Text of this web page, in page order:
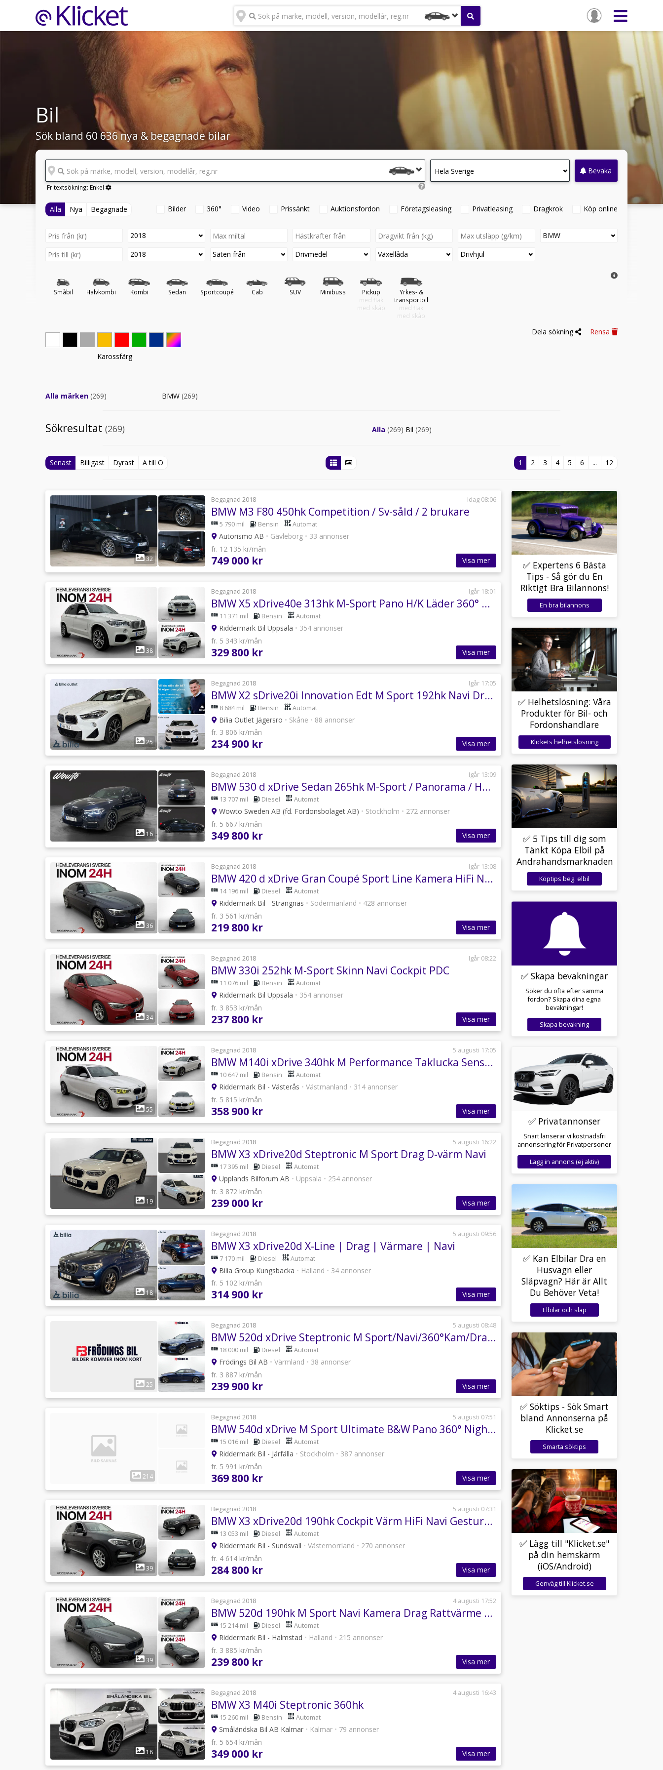
Sök på märke, modell, version, modellår, reg.nr
Bil
Sök bland 60 636 nya & begagnade bilar
Sök på märke, modell, version, modellår, reg.nr
Fritextsökning: Enkel
Hela Sverige Bevaka
Alla Nya Begagnade Bilder 360° Video Prissänkt Auktionsfordon Företagsleasing Privatleasing Dragkrok Köp online
2018
2018
Säten från Drivmedel Växellåda Drivhjul
BMW
Småbil Halvkombi Kombi Sedan Sportcoupé Cab SUV Minibuss
Pickup
med flak
med skåp
Yrkes- &
transportbil
med flak
med skåp
Karossfärg
Dela sökning Rensa
Alla märken (269) BMW (269)
Sökresultat (269) Alla (269) Bil (269)
Senast Billigast Dyrast A till Ö 1 2 3 4 5 6 ... 12
32
Begagnad 2018 Idag 08:06
BMW M3 F80 450hk Competition / Sv-såld / 2 brukare
5 790 mil Bensin Automat
Autorismo AB • Gävleborg • 33 annonser
fr. 12 135 kr/mån
749 000 kr Visa mer
38
Begagnad 2018 Igår 18:01
BMW X5 xDrive40e 313hk M-Sport Pano H/K Läder 360° HuD Drag
11 371 mil Bensin Automat
Riddermark Bil Uppsala • 354 annonser
fr. 5 343 kr/mån
329 800 kr Visa mer
25
Begagnad 2018 Igår 17:05
BMW X2 sDrive20i Innovation Edt M Sport 192hk Navi Drag HuD HK
8 684 mil Bensin Automat
Bilia Outlet Jägersro • Skåne • 88 annonser
fr. 3 806 kr/mån
234 900 kr Visa mer
16
Begagnad 2018 Igår 13:09
BMW 530 d xDrive Sedan 265hk M-Sport / Panorama / HUD / H/K
13 707 mil Diesel Automat
Wowto Sweden AB (fd. Fordonsbolaget AB) • Stockholm • 272 annonser
fr. 5 667 kr/mån
349 800 kr Visa mer
36
Begagnad 2018 Igår 13:08
BMW 420 d xDrive Gran Coupé Sport Line Kamera HiFi Navi Drag
14 196 mil Diesel Automat
Riddermark Bil - Strängnäs • Södermanland • 428 annonser
fr. 3 561 kr/mån
219 800 kr Visa mer
34
Begagnad 2018 Igår 08:22
BMW 330i 252hk M-Sport Skinn Navi Cockpit PDC
11 076 mil Bensin Automat
Riddermark Bil Uppsala • 354 annonser
fr. 3 853 kr/mån
237 800 kr Visa mer
55
Begagnad 2018 5 augusti 17:05
BMW M140i xDrive 340hk M Performance Taklucka Sensorer
10 647 mil Bensin Automat
Riddermark Bil - Västerås • Västmanland • 314 annonser
fr. 5 815 kr/mån
358 900 kr Visa mer
19
Begagnad 2018 5 augusti 16:22
BMW X3 xDrive20d Steptronic M Sport Drag D-värm Navi
17 395 mil Diesel Automat
Upplands Bilforum AB • Uppsala • 254 annonser
fr. 3 872 kr/mån
239 000 kr Visa mer
18
Begagnad 2018 5 augusti 09:56
BMW X3 xDrive20d X-Line | Drag | Värmare | Navi
7 170 mil Diesel Automat
Bilia Group Kungsbacka • Halland • 34 annonser
fr. 5 102 kr/mån
314 900 kr Visa mer
25
Begagnad 2018 5 augusti 08:48
BMW 520d xDrive Steptronic M Sport/Navi/360°Kam/Drag/*SÅLD*
18 000 mil Diesel Automat
Frödings Bil AB • Värmland • 38 annonser
fr. 3 887 kr/mån
239 900 kr Visa mer
214
Begagnad 2018 5 augusti 07:51
BMW 540d xDrive M Sport Ultimate B&W Pano 360° Night Vision
15 016 mil Diesel Automat
Riddermark Bil - Järfälla • Stockholm • 387 annonser
fr. 5 991 kr/mån
369 800 kr Visa mer
39
Begagnad 2018 5 augusti 07:31
BMW X3 xDrive20d 190hk Cockpit Värm HiFi Navi Gesture Drag
13 053 mil Diesel Automat
Riddermark Bil - Sundsvall • Västernorrland • 270 annonser
fr. 4 614 kr/mån
284 800 kr Visa mer
39
Begagnad 2018 4 augusti 17:52
BMW 520d 190hk M Sport Navi Kamera Drag Rattvärme SV-Såld
15 214 mil Diesel Automat
Riddermark Bil - Halmstad • Halland • 215 annonser
fr. 3 885 kr/mån
239 800 kr Visa mer
18
Begagnad 2018 4 augusti 16:43
BMW X3 M40i Steptronic 360hk
15 260 mil Bensin Automat
Småländska Bil AB Kalmar • Kalmar • 79 annonser
fr. 5 654 kr/mån
349 000 kr Visa mer
✅ Expertens 6 Bästa
Tips - Så gör du En
Riktigt Bra Bilannons!
En bra bilannons
✅ Helhetslösning: Våra
Produkter för Bil- och
Fordonshandlare
Klickets helhetslösning
✅ 5 Tips till dig som
Tänkt Köpa Elbil på
Andrahandsmarknaden
Köptips beg. elbil
✅ Skapa bevakningar
Söker du ofta efter samma
fordon? Skapa dina egna
bevakningar!
Skapa bevakning
✅ Privatannonser
Snart lanserar vi kostnadsfri
annonsering för Privatpersoner
Lägg in annons (ej aktiv)
✅ Kan Elbilar Dra en
Husvagn eller
Släpvagn? Här är Allt
Du Behöver Veta!
Elbilar och släp
✅ Söktips - Sök Smart
bland Annonserna på
Klicket.se
Smarta söktips
✅ Lägg till "Klicket.se"
på din hemskärm
(iOS/Android)
Genväg till Klicket.se